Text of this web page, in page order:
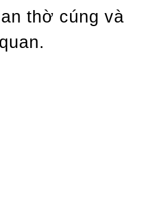
thờ cúng và